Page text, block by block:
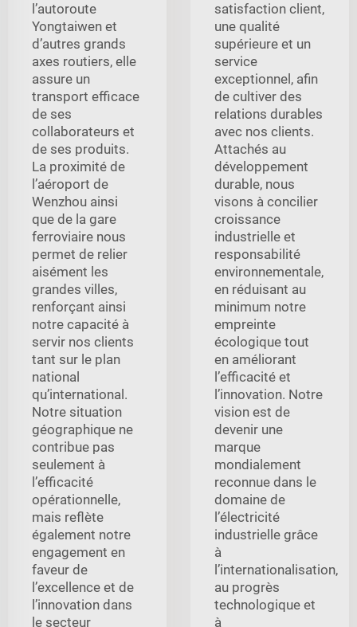
l’autoroute
Yongtaiwen et
d’autres grands
axes routiers, elle
assure un
transport efficace
de ses
collaborateurs et
de ses produits.
La proximité de
l’aéroport de
Wenzhou ainsi
que de la gare
ferroviaire nous
permet de relier
aisément les
grandes villes,
renforçant ainsi
notre capacité à
servir nos clients
tant sur le plan
national
qu’international.
Notre situation
géographique ne
contribue pas
seulement à
l’efficacité
opérationnelle,
mais reflète
également notre
engagement en
faveur de
l’excellence et de
l’innovation dans
le secteur
satisfaction client,
une qualité
supérieure et un
service
exceptionnel, afin
de cultiver des
relations durables
avec nos clients.
Attachés au
développement
durable, nous
visons à concilier
croissance
industrielle et
responsabilité
environnementale,
en réduisant au
minimum notre
empreinte
écologique tout
en améliorant
l’efficacité et
l’innovation. Notre
vision est de
devenir une
marque
mondialement
reconnue dans le
domaine de
l’électricité
industrielle grâce
à
l’internationalisation,
au progrès
technologique et
à